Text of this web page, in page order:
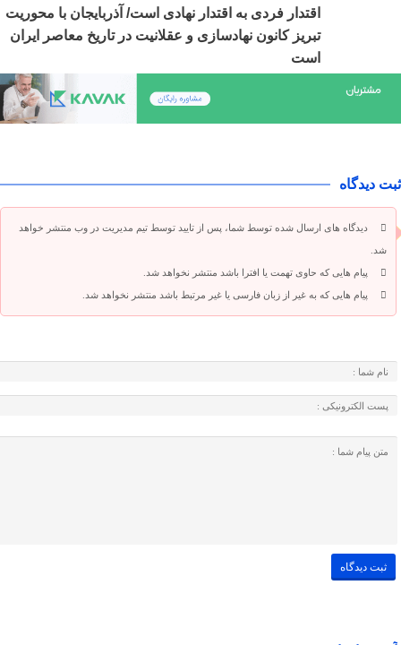
اقتدار فردی به اقتدار نهادی است/ آذربایجان با محوریت
تبریز کانون نهادسازی و عقلانیت در تاریخ معاصر ایران
است
ثبت دیدگاه
دیدگاه های ارسال شده توسط شما، پس از تایید توسط تیم مدیریت در وب منتشر خواهد
شد.
پیام هایی که حاوی تهمت یا افترا باشد منتشر نخواهد شد.
پیام هایی که به غیر از زبان فارسی یا غیر مرتبط باشد منتشر نخواهد شد.